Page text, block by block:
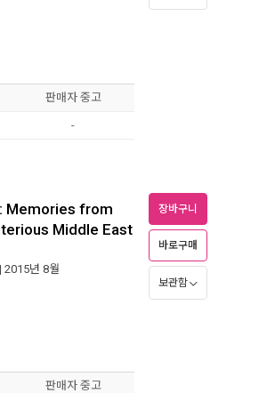
판매자 중고
-
Memories from
Middle East
| 2015년 8월
장바구니
바로구매
보관함
판매자 중고